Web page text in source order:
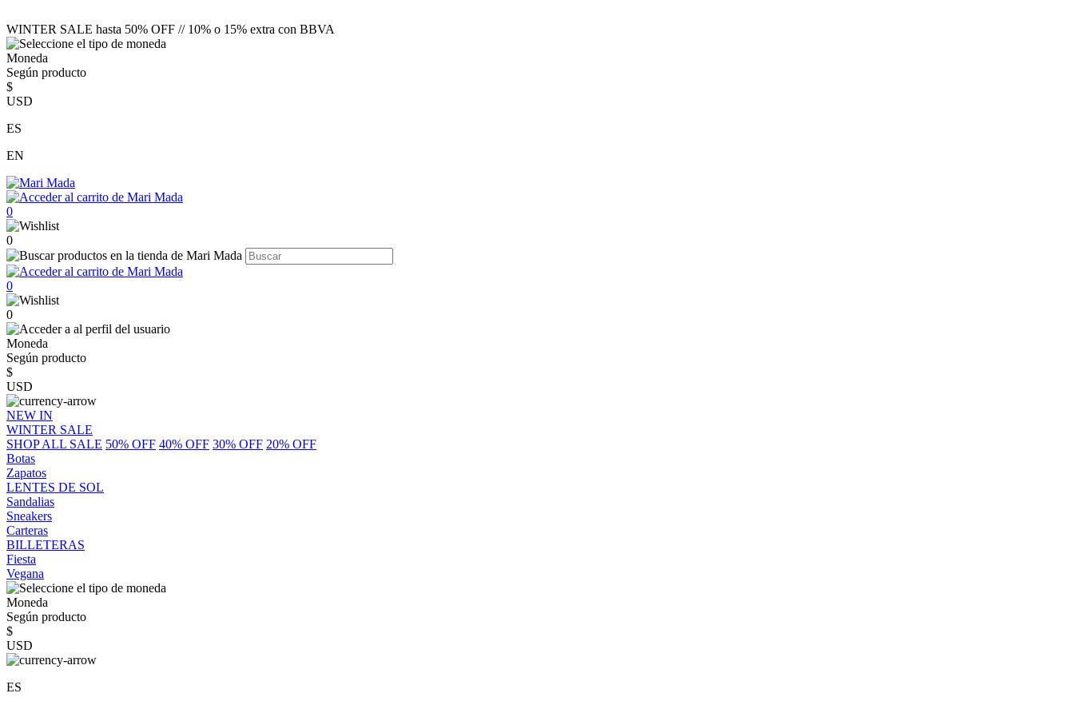
WINTER SALE hasta 50% OFF // 10% o 15% extra con BBVA
Moneda
Según producto
$
USD
ES
EN
0
0
0
0
Moneda
Según producto
$
USD
NEW IN
WINTER SALE
SHOP ALL SALE 50% OFF 40% OFF 30% OFF 20% OFF
Botas
Zapatos
LENTES DE SOL
Sandalias
Sneakers
Carteras
BILLETERAS
Fiesta
Vegana
Moneda
Según producto
$
USD
ES